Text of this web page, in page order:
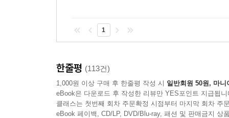
---본문 중에서 1
한줄평 (113건)
1,000원 이상 구매 후 한줄평 작성 시 일반회원 50원, 마니
eBook은 다운로드 후 작성한 리뷰만 YES포인트 지급됩니
클래스는 첫번째 회차 주문확정 시점부터 마지막 회차 주
eBook 페이백, CD/LP, DVD/Blu-ray, 패션 및 판매금지 상